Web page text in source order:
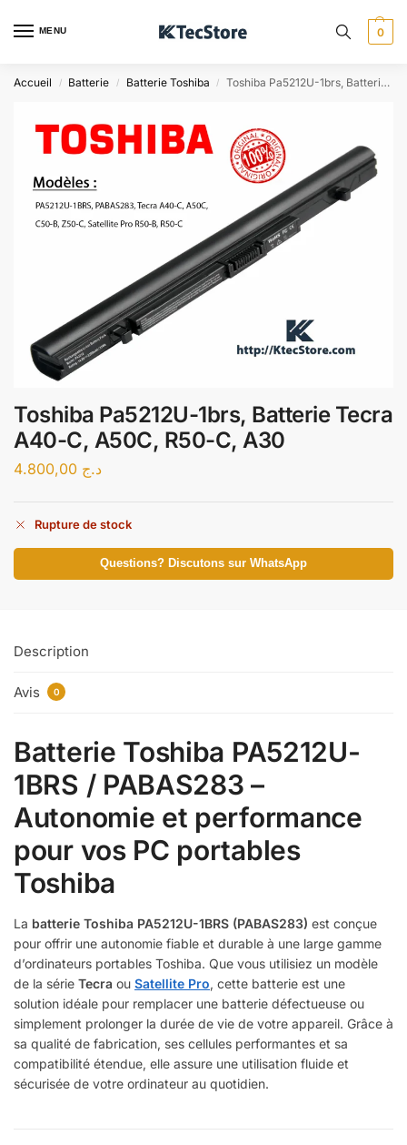
MENU 0
Accueil / Batterie / Batterie Toshiba / Toshiba Pa5212U-1brs, Batterie Tecra A40-C, A50C, R50-C, A30
Toshiba Pa5212U-1brs, Batterie Tecra
A40-C, A50C, R50-C, A30
د.ج
Rupture de stock
Questions? Discutons sur WhatsApp
Description
Avis 0
Batterie Toshiba PA5212U-
1BRS / PABAS283 –
Autonomie et performance
pour vos PC portables
Toshiba
La batterie Toshiba PA5212U-1BRS (PABAS283) est conçue
pour offrir une autonomie fiable et durable à une large gamme
d’ordinateurs portables Toshiba. Que vous utilisiez un modèle
de la série Tecra ou Satellite Pro, cette batterie est une
solution idéale pour remplacer une batterie défectueuse ou
simplement prolonger la durée de vie de votre appareil. Grâce à
sa qualité de fabrication, ses cellules performantes et sa
compatibilité étendue, elle assure une utilisation fluide et
sécurisée de votre ordinateur au quotidien.